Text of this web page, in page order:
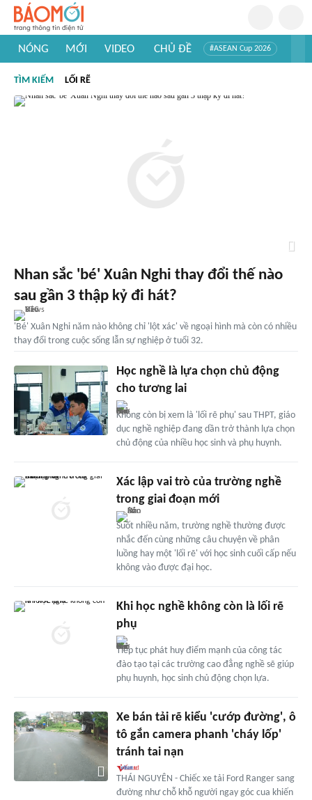
NÓNG MỚI VIDEO CHỦ ĐỀ #ASEAN Cup 2026
#Khám phá thế giới
TÌM KIẾM LỐI RẼ
Nhan sắc 'bé' Xuân Nghi thay đổi thế nào
sau gần 3 thập kỷ đi hát?
'Bé' Xuân Nghi năm nào không chỉ 'lột xác' về ngoại hình mà còn có nhiều
thay đổi trong cuộc sống lẫn sự nghiệp ở tuổi 32.
Học nghề là lựa chọn chủ động
cho tương lai
Không còn bị xem là 'lối rẽ phụ' sau THPT, giáo
dục nghề nghiệp đang dần trở thành lựa chọn
chủ động của nhiều học sinh và phụ huynh.
Xác lập vai trò của trường nghề
trong giai đoạn mới
Suốt nhiều năm, trường nghề thường được
nhắc đến cùng những câu chuyện về phân
luồng hay một 'lối rẽ' với học sinh cuối cấp nếu
không vào được đại học.
Khi học nghề không còn là lối rẽ
phụ
Tiếp tục phát huy điểm mạnh của công tác
đào tạo tại các trường cao đẳng nghề sẽ giúp
phụ huynh, học sinh chủ động chọn lựa.
Xe bán tải rẽ kiểu 'cướp đường', ô
tô gắn camera phanh 'cháy lốp'
tránh tai nạn
THÁI NGUYÊN - Chiếc xe tải Ford Ranger sang
đường như chỗ khỗ người ngay góc cua khiến